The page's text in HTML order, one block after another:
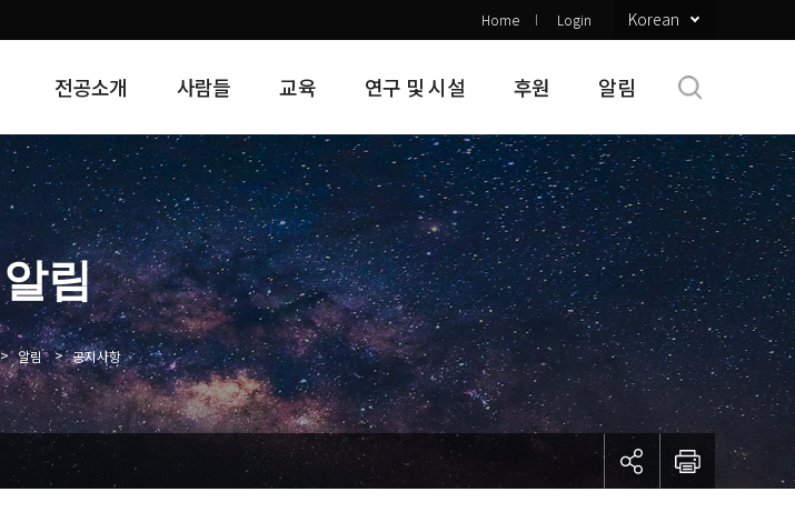
Home Login Korean
전공소개 사람들 교육 연구 및 시설 후원 알림
알림
> 알림 > 공지사항